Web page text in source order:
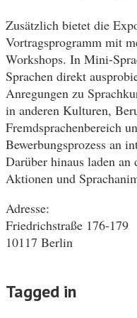
Zusätzlich bietet die
Vortragsprogramm mit
Workshops. In Mini-
Sprachen direkt
Anregungen zu
in anderen Kulturen,
Fremdsprachenbereich
Bewerbungsprozess an
Darüber hinaus laden an
Aktionen und
Adresse:
Friedrichstraße 176-179
10117 Berlin
Tagged in